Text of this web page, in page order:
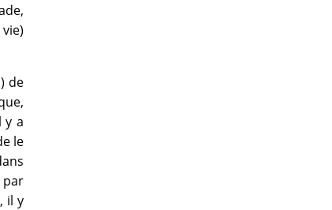
de
y a
le
il y